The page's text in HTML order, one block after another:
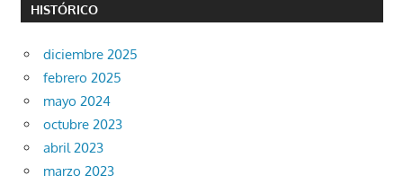
HISTÓRICO
diciembre 2025
febrero 2025
mayo 2024
octubre 2023
abril 2023
marzo 2023